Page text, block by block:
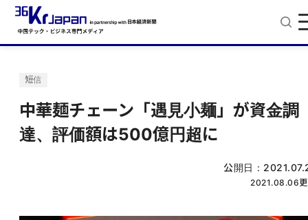
短信
中華麺チェーン「遇見小麺」が資金調
達、評価額は500億円超に
公開日：
2021.08.06